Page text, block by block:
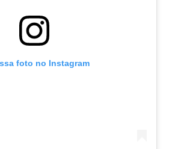
foto no Instagram